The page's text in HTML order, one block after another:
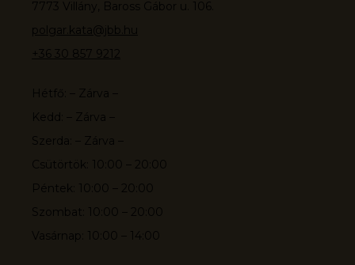
7773 Villány, Baross Gábor u. 106.
polgar.kata@jbb.hu
+36 30 857 9212
Hétfő: – Zárva –
Kedd: – Zárva –
Szerda: – Zárva –
Csütörtök: 10:00 – 20:00
Péntek: 10:00 – 20:00
Szombat: 10:00 – 20:00
Vasárnap: 10:00 – 14:00